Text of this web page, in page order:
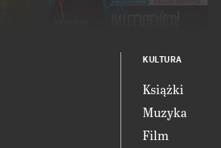
KULTURA
Książki
Muzyka
Film